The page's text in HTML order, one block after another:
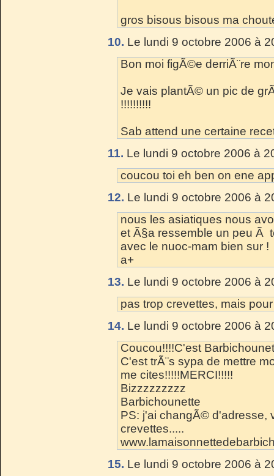
gros bisous bisous ma
10. Le lundi 9 octobre 2006 à
Bon moi figÃ©e derriÃ¨re
Je vais plantÃ© un pic de
!!!!!!!!!!
Sab attend une certaine
11. Le lundi 9 octobre 2006 à
coucou toi eh ben on ene
12. Le lundi 9 octobre 2006 à
nous les asiatiques nous
et Ã§a ressemble un peu Ã
avec le nuoc-mam bien sur !
a+
13. Le lundi 9 octobre 2006 à
pas trop crevettes, mais
14. Le lundi 9 octobre 2006 à
Coucou!!!!C'est
C'est trÃ¨s sypa de mettre
me cites!!!!!MERCI!!!!!
Bizzzzzzzzz
Barbichounette
PS: j'ai changÃ© d'adresse,
crevettes.....
15. Le lundi 9 octobre 2006 à